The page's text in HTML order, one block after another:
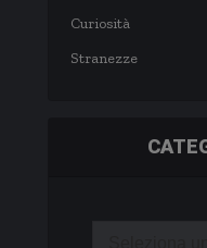
Curiosità
Stranezze